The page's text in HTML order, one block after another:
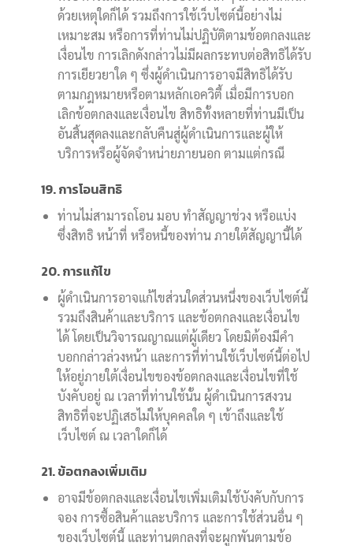
ด้วยเหตุใดก็ได้ รวมถึงการใช้เว็บไซต์นี้อย่างไม่
เหมาะสม หรือการที่ท่านไม่ปฏิบัติตามข้อตกลงและ
เงื่อนไข การเลิกดังกล่าวไม่มีผลกระทบต่อสิทธิได้รับ
การเยียวยาใด ๆ ซึ่งผู้ดำเนินการอาจมีสิทธิได้รับ
ตามกฎหมายหรือตามหลักเอควิตี้ เมื่อมีการบอก
เลิกข้อตกลงและเงื่อนไข สิทธิทั้งหลายที่ท่านมีเป็น
อันสิ้นสุดลงและกลับคืนสู่ผู้ดำเนินการและผู้ให้
บริการหรือผู้จัดจำหน่ายภายนอก ตามแต่กรณี
19. การโอนสิทธิ
ท่านไม่สามารถโอน มอบ ทำสัญญาช่วง หรือแบ่ง
ซึ่งสิทธิ หน้าที่ หรือหนี้ของท่าน ภายใต้สัญญานี้ได้
20. การแก้ไข
ผู้ดำเนินการอาจแก้ไขส่วนใดส่วนหนึ่งของเว็บไซต์นี้
รวมถึงสินค้าและบริการ และข้อตกลงและเงื่อนไข
ได้ โดยเป็นวิจารณญาณแต่ผู้เดียว โดยมิต้องมีคำ
บอกกล่าวล่วงหน้า และการที่ท่านใช้เว็บไซต์นี้ต่อไป
ให้อยู่ภายใต้เงื่อนไขของข้อตกลงและเงื่อนไขที่ใช้
บังคับอยู่ ณ เวลาที่ท่านใช้นั้น ผู้ดำเนินการสงวน
สิทธิที่จะปฏิเสธไม่ให้บุคคลใด ๆ เข้าถึงและใช้
เว็บไซต์ ณ เวลาใดก็ได้
21. ข้อตกลงเพิ่มเติม
อาจมีข้อตกลงและเงื่อนไขเพิ่มเติมใช้บังคับกับการ
จอง การซื้อสินค้าและบริการ และการใช้ส่วนอื่น ๆ
ของเว็บไซต์นี้ และท่านตกลงที่จะผูกพันตามข้อ